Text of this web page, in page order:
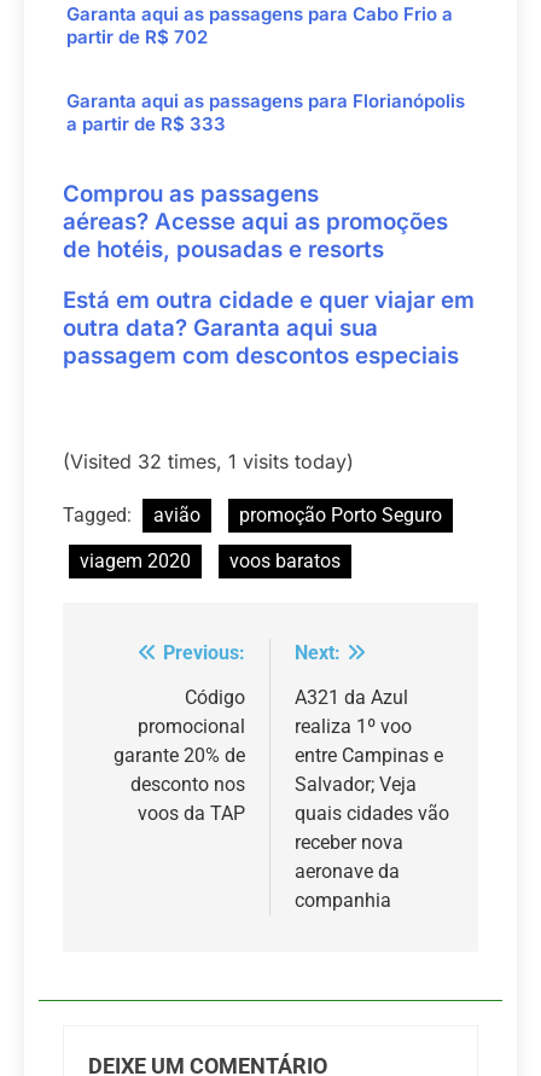
Garanta aqui as passagens para Cabo Frio a
partir de R$ 702
Garanta aqui as passagens para Florianópolis
a partir de R$ 333
Comprou as passagens
aéreas? Acesse aqui as promoções
de hotéis, pousadas e resorts
Está em outra cidade e quer viajar em
outra data? Garanta aqui sua
passagem com descontos especiais
(Visited 32 times, 1 visits today)
Tagged: avião
promoção Porto Seguro
viagem 2020
voos baratos
Navegação
Post
Previous:
Código
promocional
garante 20% de
desconto nos
voos da TAP
Next:
A321 da Azul
realiza 1º voo
entre Campinas e
Salvador; Veja
quais cidades vão
receber nova
aeronave da
companhia
DEIXE UM COMENTÁRIO